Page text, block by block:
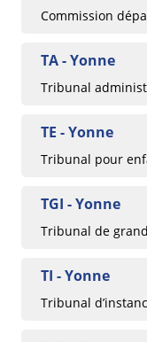
Commission
TA - Yonne
Tribunal
TE - Yonne
Tribunal pour
TGI - Yonne
Tribunal de
TI - Yonne
Tribunal